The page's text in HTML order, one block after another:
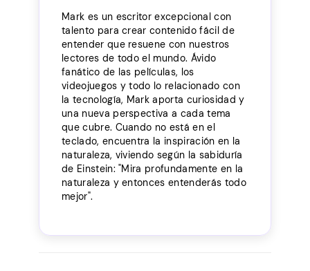
Mark es un escritor excepcional con
talento para crear contenido fácil de
entender que resuene con nuestros
lectores de todo el mundo. Ávido
fanático de las películas, los
videojuegos y todo lo relacionado con
la tecnología, Mark aporta curiosidad y
una nueva perspectiva a cada tema
que cubre. Cuando no está en el
teclado, encuentra la inspiración en la
naturaleza, viviendo según la sabiduría
de Einstein: "Mira profundamente en la
naturaleza y entonces entenderás todo
mejor".